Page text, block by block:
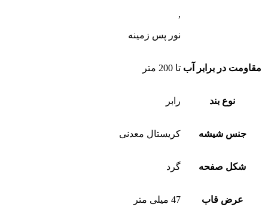
,
نور پس زمینه
مقاومت در برابر آب تا 200 متر
نوع بند رابر
جنس شیشه کریستال معدنی
شکل صفحه گرد
عرض قاب 47 میلی متر